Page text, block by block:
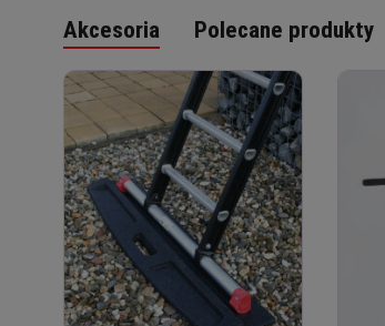
Akcesoria Polecane produkty